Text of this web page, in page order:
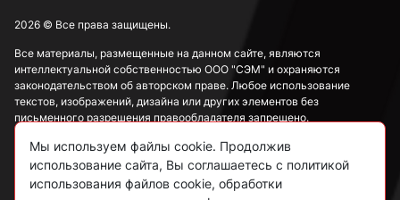
5,5 мм
Все материалы, размещенные на данном сайте, являются
интеллектуальной собственностью ООО "СЭМ" и охраняются
законодательством об авторском праве. Любое использование
текстов, изображений, дизайна или других элементов без
письменного разрешения правообладателя запрещено.
Информация, представленная на сайте, носит исключительно
ознакомительный характер и не может рассматриваться как
публичная оферта в соответствии со ст. 437 ГК РФ.
2026 © Все права защищены.
Мы используем файлы cookie. Продолжив
использование сайта, Вы соглашаетесь с политикой
использования файлов cookie, обработки